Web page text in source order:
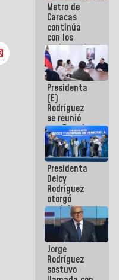
Metro de
Caracas
continúa
con los
trabajos de
mantenimiento
e inspección
en la Línea 2
Presidenta
(E)
Rodríguez
se reunió
con Estado
Mayor
Eléctrico
para
abordar
planes de
acción
Presidenta
Delcy
Rodríguez
otorgó
medalla
"Héroe de
Venezuela"
a servidores
públicos
Jorge
Rodríguez
sostuvo